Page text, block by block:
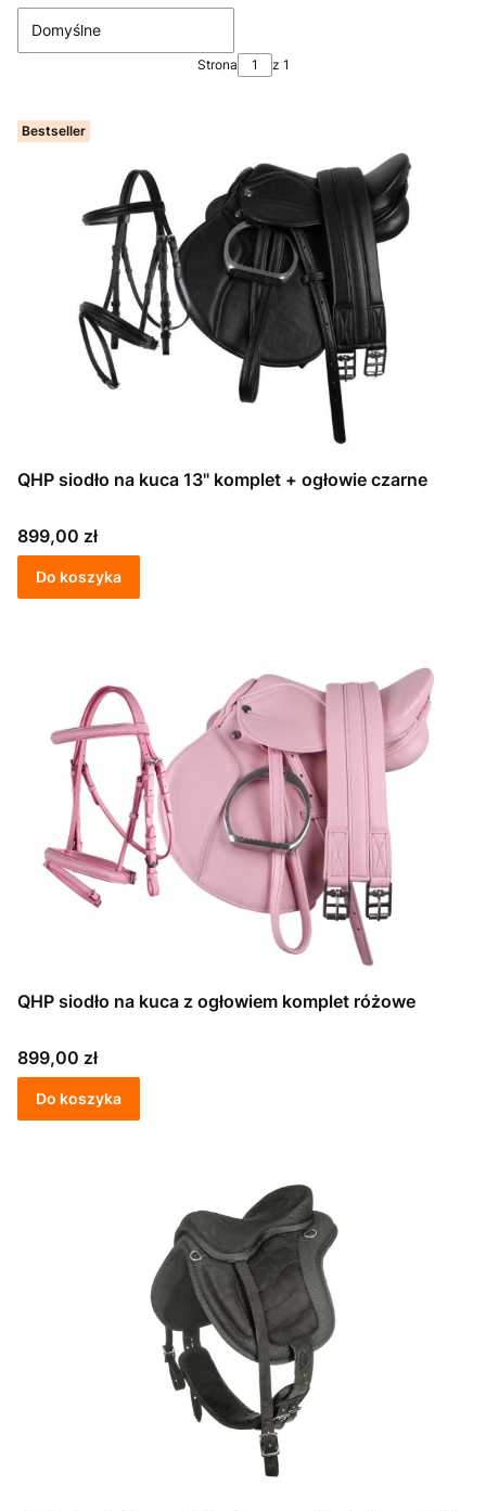
Domyślne
Strona z 1
Bestseller
QHP siodło na kuca 13" komplet + ogłowie czarne
Cena
899,00 zł
Do koszyka
QHP siodło na kuca z ogłowiem komplet różowe
Cena
899,00 zł
Do koszyka